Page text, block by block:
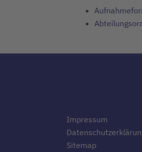
Impressum
Sitemap